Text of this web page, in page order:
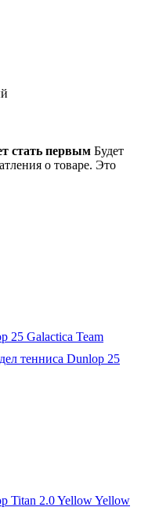
стать первым Будет
о товаре. Это
25 Galactica Team
тенниса Dunlop 25
Titan 2.0 Yellow Yellow